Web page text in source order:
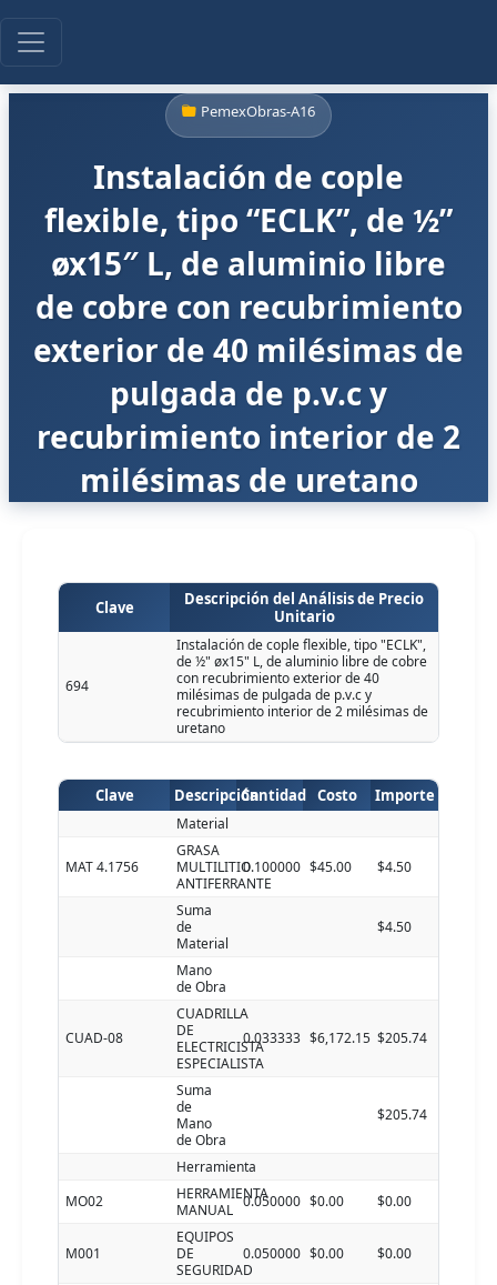
PemexObras-A16
Instalación de cople
flexible, tipo “ECLK”, de ½”
øx15″ L, de aluminio libre
de cobre con recubrimiento
exterior de 40 milésimas de
pulgada de p.v.c y
recubrimiento interior de 2
milésimas de uretano
Clave
Descripción del Análisis de Precio
Unitario
694
Instalación de cople flexible, tipo "ECLK",
de ½" øx15" L, de aluminio libre de cobre
con recubrimiento exterior de 40
milésimas de pulgada de p.v.c y
recubrimiento interior de 2 milésimas de
uretano
Clave DescripciónCantidad Costo Importe
Material
MAT 4.1756
GRASA
MULTILITIO
ANTIFERRANTE
0.100000 $45.00 $4.50
Suma
de
Material
$4.50
Mano
de Obra
CUAD-08
CUADRILLA
DE
ELECTRICISTA
ESPECIALISTA
0.033333 $6,172.15 $205.74
Suma
de
Mano
de Obra
$205.74
Herramienta
MO02
HERRAMIENTA
MANUAL 0.050000 $0.00 $0.00
M001
EQUIPOS
DE
SEGURIDAD
0.050000 $0.00 $0.00